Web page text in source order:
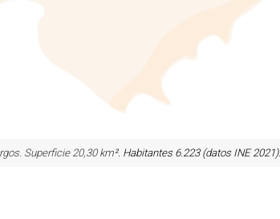
Superficie 20,30 km². Habitantes 6.223 (datos INE 2021).